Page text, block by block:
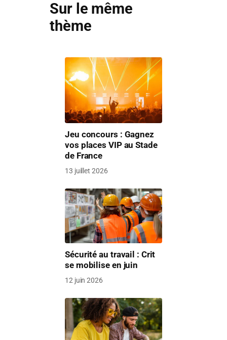
Sur le même
thème
Jeu concours : Gagnez
vos places VIP au Stade
de France
13 juillet 2026
Sécurité au travail : Crit
se mobilise en juin
12 juin 2026